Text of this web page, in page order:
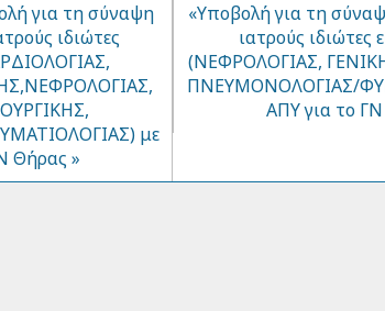
για τη σύναψη
ιδιώτες
με
Θήρας »
«Υποβολή για τη
ιατρούς ιδιώτες
(ΝΕΦΡΟΛΟΓΙΑΣ,
ΠΝΕΥΜΟΝΟΛΟΓΙΑΣ/
ΑΠΥ για το